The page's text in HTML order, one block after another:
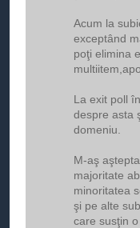
Acum la
exceptând
poţi elimina
La exit poll
despre asta
domeniu.
M-aş
majoritate
minoritatea
şi pe alte
care susţin